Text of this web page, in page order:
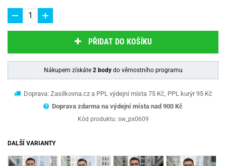
PŘIDAT DO KOŠÍKU
Nákupem získáte 2 bodydo věrnostního programu
Doprava: Zasilkovna.cz a PPL výdejní místa 75 Kč, PPL kurýr 95 Kč
Doprava zdarma na výdejní místa nad 900 Kč
Kód produktu: sw_px0609
DALŠÍ VARIANTY